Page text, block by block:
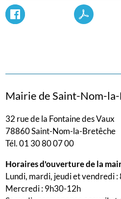
Mairie de Saint-Nom-
32 rue de la Fontaine des Vaux
78860 Saint-Nom-la-Bretêche
Tél. 01 30 80 07 00
Horaires d'ouverture de la
Lundi, mardi, jeudi et vendredi
Mercredi : 9h30-12h